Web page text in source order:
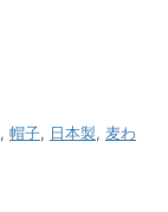
, 帽子, 日本製, 麦わ